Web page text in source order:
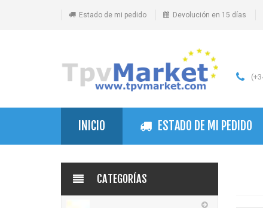
Estado de mi pedido Devolución en 15 días
INICIO ESTADO DE MI PEDIDO
CATEGORÍAS